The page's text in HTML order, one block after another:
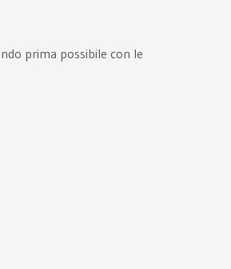
prima possibile con le